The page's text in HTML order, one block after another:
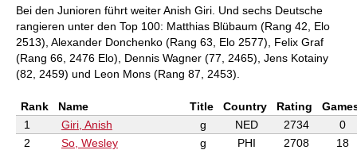
Bei den Junioren führt weiter Anish Giri. Und sechs Deutsche
rangieren unter den Top 100: Matthias Blübaum (Rang 42, Elo
2513), Alexander Donchenko (Rang 63, Elo 2577), Felix Graf
(Rang 66, 2476 Elo), Dennis Wagner (77, 2465), Jens Kotainy
(82, 2459) und Leon Mons (Rang 87, 2453).
Rank Name Title Country Rating
1
Giri, Anish g NED 2734
0
2
So, Wesley g PHI 2708
18